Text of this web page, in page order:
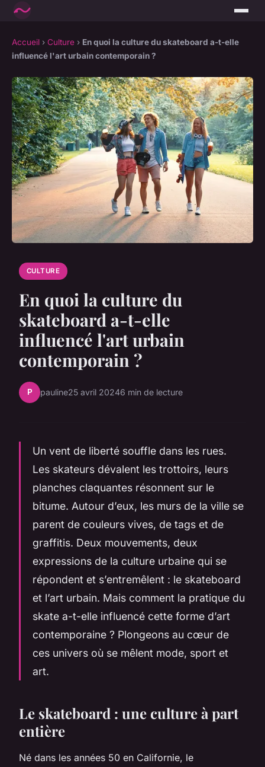
Accueil › Culture › En quoi la culture du skateboard a-t-elle
influencé l'art urbain contemporain ?
CULTURE
En quoi la culture du
skateboard a-t-elle
influencé l'art urbain
contemporain ?
P pauline25 avril 20246 min de lecture
Un vent de liberté souffle dans les rues.
Les skateurs dévalent les trottoirs, leurs
planches claquantes résonnent sur le
bitume. Autour d’eux, les murs de la ville se
parent de couleurs vives, de tags et de
graffitis. Deux mouvements, deux
expressions de la culture urbaine qui se
répondent et s’entremêlent : le skateboard
et l’art urbain. Mais comment la pratique du
skate a-t-elle influencé cette forme d’art
contemporaine ? Plongeons au cœur de
ces univers où se mêlent mode, sport et
art.
Le skateboard : une culture à part
entière
Né dans les années 50 en Californie, le